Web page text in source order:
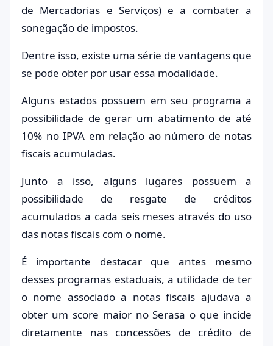
de Mercadorias e Serviços) e a combater a
sonegação de impostos.
Dentre isso, existe uma série de vantagens que
se pode obter por usar essa modalidade.
Alguns estados possuem em seu programa a
possibilidade de gerar um abatimento de até
10% no IPVA em relação ao número de notas
fiscais acumuladas.
Junto a isso, alguns lugares possuem a
possibilidade de resgate de créditos
acumulados a cada seis meses através do uso
das notas fiscais com o nome.
É importante destacar que antes mesmo
desses programas estaduais, a utilidade de ter
o nome associado a notas fiscais ajudava a
obter um score maior no Serasa o que incide
diretamente nas concessões de crédito de